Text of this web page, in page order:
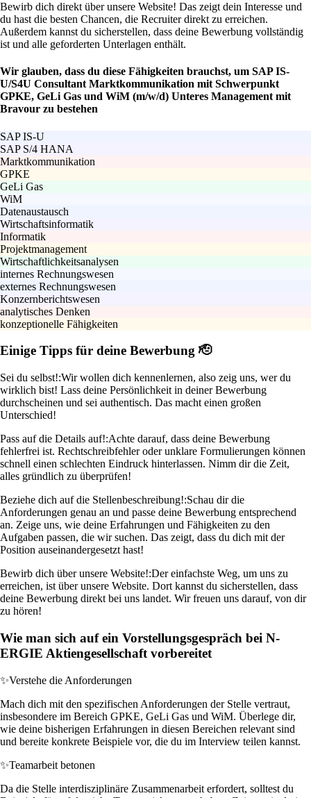
Bewirb dich direkt über unsere Website! Das zeigt dein Interesse und
du hast die besten Chancen, die Recruiter direkt zu erreichen.
Außerdem kannst du sicherstellen, dass deine Bewerbung vollständig
ist und alle geforderten Unterlagen enthält.
Wir glauben, dass du diese Fähigkeiten brauchst, um SAP IS-
U/S4U Consultant Marktkommunikation mit Schwerpunkt
GPKE, GeLi Gas und WiM (m/w/d) Unteres Management mit
Bravour zu bestehen
SAP IS-U
SAP S/4 HANA
Marktkommunikation
GPKE
GeLi Gas
WiM
Datenaustausch
Wirtschaftsinformatik
Informatik
Projektmanagement
Wirtschaftlichkeitsanalysen
internes Rechnungswesen
externes Rechnungswesen
Konzernberichtswesen
analytisches Denken
konzeptionelle Fähigkeiten
Einige Tipps für deine Bewerbung 🫡
Sei du selbst!:Wir wollen dich kennenlernen, also zeig uns, wer du
wirklich bist! Lass deine Persönlichkeit in deiner Bewerbung
durchscheinen und sei authentisch. Das macht einen großen
Unterschied!
Pass auf die Details auf!:Achte darauf, dass deine Bewerbung
fehlerfrei ist. Rechtschreibfehler oder unklare Formulierungen können
schnell einen schlechten Eindruck hinterlassen. Nimm dir die Zeit,
alles gründlich zu überprüfen!
Beziehe dich auf die Stellenbeschreibung!:Schau dir die
Anforderungen genau an und passe deine Bewerbung entsprechend
an. Zeige uns, wie deine Erfahrungen und Fähigkeiten zu den
Aufgaben passen, die wir suchen. Das zeigt, dass du dich mit der
Position auseinandergesetzt hast!
Bewirb dich über unsere Website!:Der einfachste Weg, um uns zu
erreichen, ist über unsere Website. Dort kannst du sicherstellen, dass
deine Bewerbung direkt bei uns landet. Wir freuen uns darauf, von dir
zu hören!
Wie man sich auf ein Vorstellungsgespräch bei N-
ERGIE Aktiengesellschaft vorbereitet
✨Verstehe die Anforderungen
Mach dich mit den spezifischen Anforderungen der Stelle vertraut,
insbesondere im Bereich GPKE, GeLi Gas und WiM. Überlege dir,
wie deine bisherigen Erfahrungen in diesen Bereichen relevant sind
und bereite konkrete Beispiele vor, die du im Interview teilen kannst.
✨Teamarbeit betonen
Da die Stelle interdisziplinäre Zusammenarbeit erfordert, solltest du